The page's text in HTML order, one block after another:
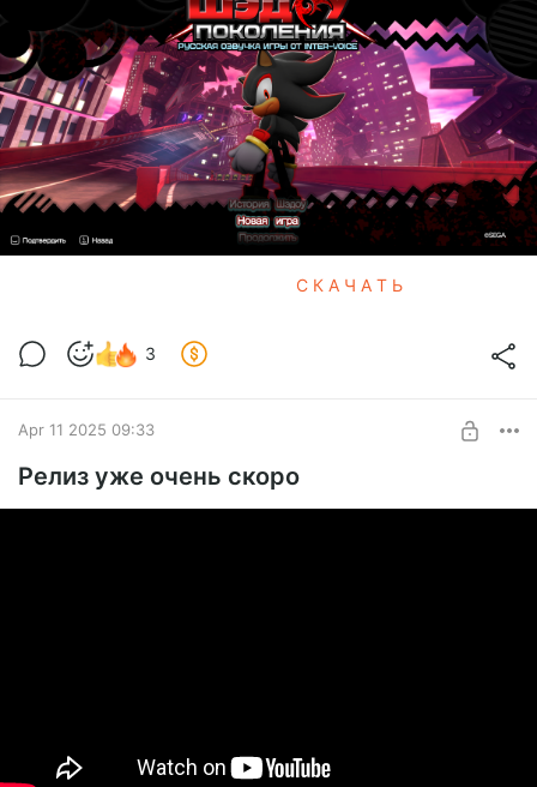
С К А Ч А Т Ь
3
Apr 11 2025 09:33
Релиз уже очень скоро